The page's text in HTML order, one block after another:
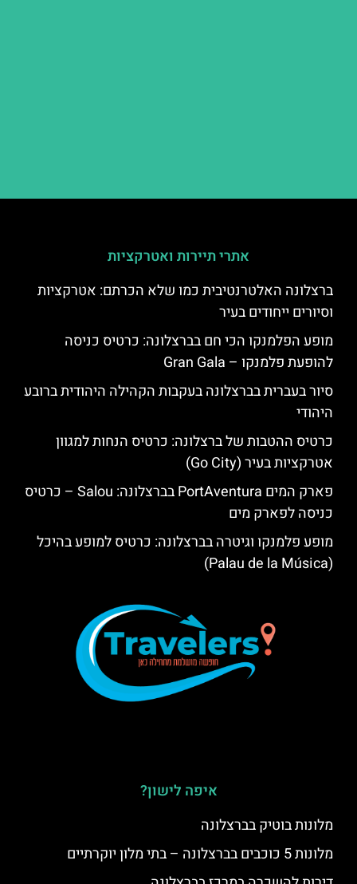
אתרי תיירות ואטרקציות
ברצלונה האלטרנטיבית כמו שלא הכרתם: אטרקציות
וסיורים ייחודים בעיר
מופע הפלמנקו הכי חם בברצלונה: כרטיס כניסה
להופעת פלמנקו – Gran Gala
סיור בעברית בברצלונה בעקבות הקהילה היהודית ברובע
היהודי
כרטיס ההטבות של ברצלונה: כרטיס הנחות למגוון
אטרקציות בעיר (Go City)
פארק המים PortAventura בברצלונה: Salou – כרטיס
כניסה לפארק מים
מופע פלמנקו וגיטרה בברצלונה: כרטיס למופע בהיכל
(Palau de la Música)
איפה לישון?
מלונות בוטיק בברצלונה
מלונות 5 כוכבים בברצלונה – בתי מלון יוקרתיים